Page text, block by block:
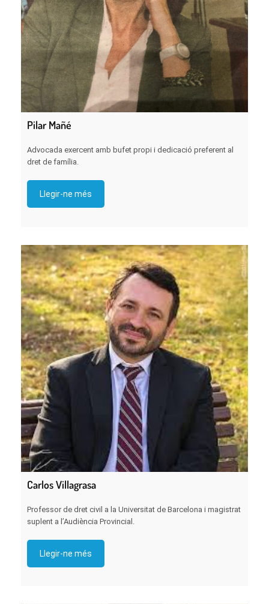
Pilar Mañé
Advocada exercent amb bufet propi i dedicació preferent al
dret de família.
Llegir-ne més
Carlos Villagrasa
Professor de dret civil a la Universitat de Barcelona i magistrat
suplent a l’Audiència Provincial.
Llegir-ne més